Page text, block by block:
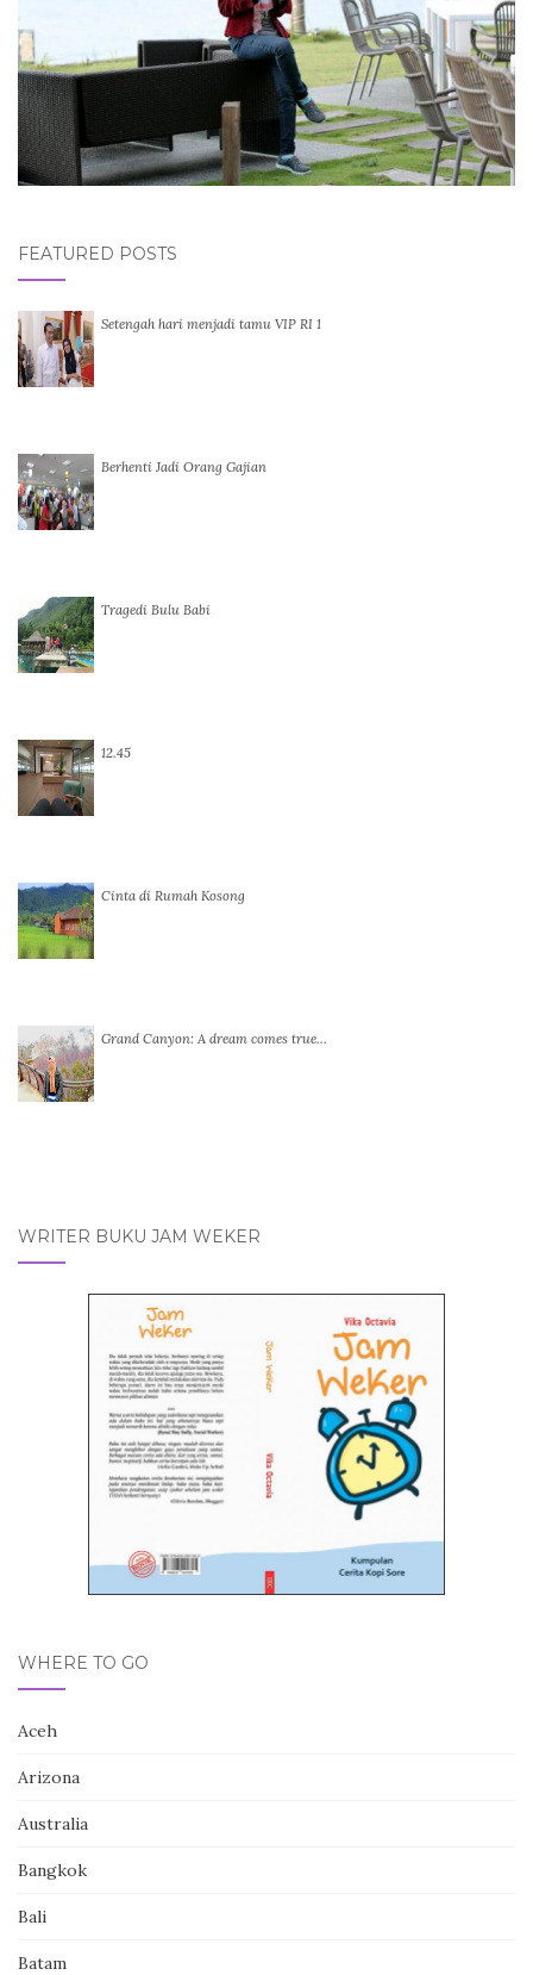
FEATURED POSTS
Setengah hari menjadi tamu VIP RI 1
Berhenti Jadi Orang Gajian
Tragedi Bulu Babi
12.45
Cinta di Rumah Kosong
Grand Canyon: A dream comes true…
WRITER BUKU JAM WEKER
WHERE TO GO
Aceh
Arizona
Australia
Bangkok
Bali
Batam